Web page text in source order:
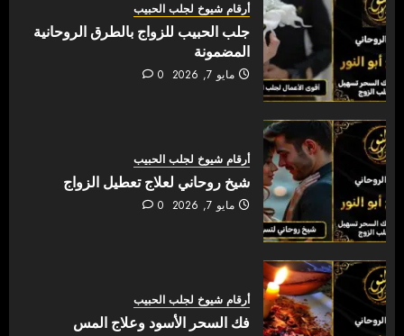
أرقام شيوخ لجلب الحبيب
جلب الحبيب للزواج بالطرق الروحانية
المضمونة
مايو 7, 2026 0
أرقام شيوخ لجلب الحبيب
شيخ روحاني لعلاج تعطيل الزواج
مايو 7, 2026 0
أرقام شيوخ لجلب الحبيب
فك السحر الأسود وعلاج المس